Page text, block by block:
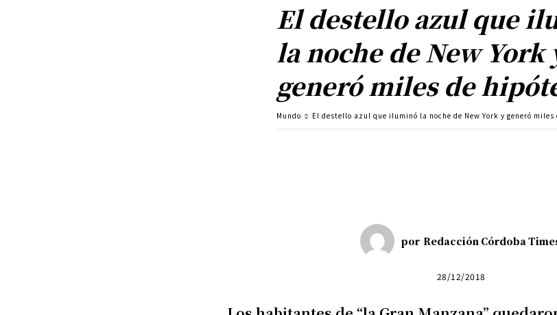
El destello azul que
la noche de New York
generó miles de
Mundo El destello azul que iluminó la noche de New York y generó
por Redacción Córdoba
28/12/2018